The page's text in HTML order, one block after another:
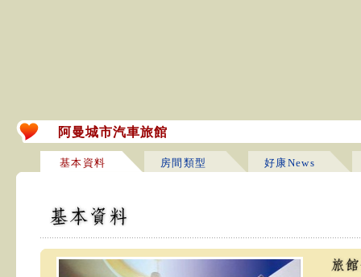
阿曼城市汽車旅館
基本資料 房間類型 好康News